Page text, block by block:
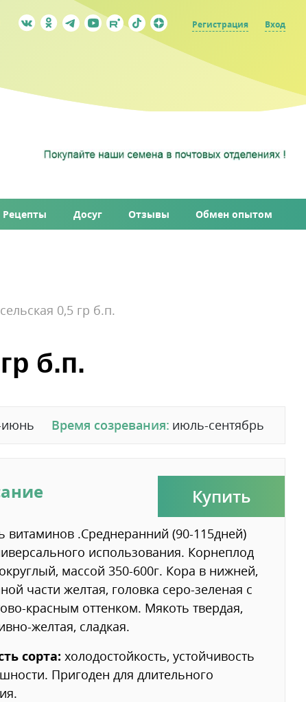
Регистрация Вход
Рецепты Досуг Отзывы Обмен опытом
0,5 гр б.п.
б.п.
июнь Время созревания: июль-сентябрь
Купить
витаминов .Среднеранний (90-115дней)
использования. Корнеплод
массой 350-600г. Кора в нижней,
части желтая, головка серо-зеленая с
красным оттенком. Мякоть твердая,
желтая, сладкая.
сорта: холодостойкость, устойчивость
Пригоден для длительного